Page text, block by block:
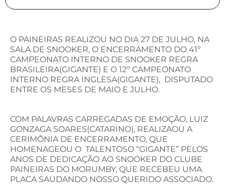
O PAINEIRAS REALIZOU NO DIA 27 DE JULHO, NA
SALA DE SNOOKER, O ENCERRAMENTO DO 41º
CAMPEONATO INTERNO DE SNOOKER REGRA
BRASILEIRA(GIGANTE) E O 12º CAMPEONATO
INTERNO REGRA INGLESA(GIGANTE), DISPUTADO
ENTRE OS MESES DE MAIO E JULHO.
COM PALAVRAS CARREGADAS DE EMOÇÃO, LUIZ
GONZAGA SOARES(CATARINO), REALIZAOU A
CERIMÔNIA DE ENCERRAMENTO, QUE
HOMENAGEOU O TALENTOSO “GIGANTE” PELOS
ANOS DE DEDICAÇÃO AO SNOOKER DO CLUBE
PAINEIRAS DO MORUMBY, QUE RECEBEU UMA
PLACA SAUDANDO NOSSO QUERIDO ASSOCIADO.